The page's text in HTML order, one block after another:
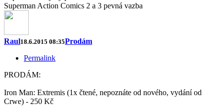
Superman Action Comics 2 a 3 pevná vazba
Raul18.6.2015 08:35Prodám
Permalink
PRODÁM:
Iron Man: Extremis (1x čtené, nepoznáte od nového, vydání od
Crwe) - 250 Kč